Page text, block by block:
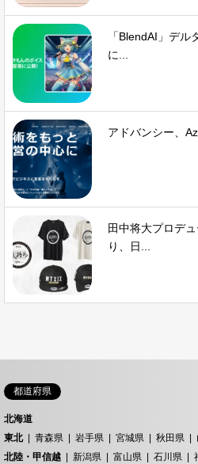
「BlendAI」デル
に...
アドバンシー、
田中将大プロデ
り、日...
都道府県
北海道
東北
青森県 岩手県 宮城県 秋田県
北陸・甲信越
新潟県 富山県 石川県